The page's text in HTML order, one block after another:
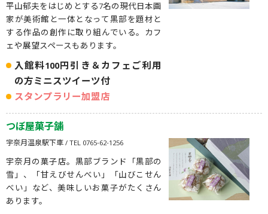
平山郁夫をはじめとする7名の現代日本画
家が美術館と一体となって黒部を題材と
する作品の創作に取り組んでいる。カフ
ェや展望スペースもあります。
入館料100円引き＆カフェご利用
の方ミニスツイーツ付
スタンプラリー加盟店
つぼ屋菓子舗
宇奈月温泉駅下車 / TEL 0765-62-1256
宇奈月の菓子店。黒部ブランド「黒部の
雪」、「甘えびせんべい」「山びこせん
べい」など、美味しいお菓子がたくさん
あります。